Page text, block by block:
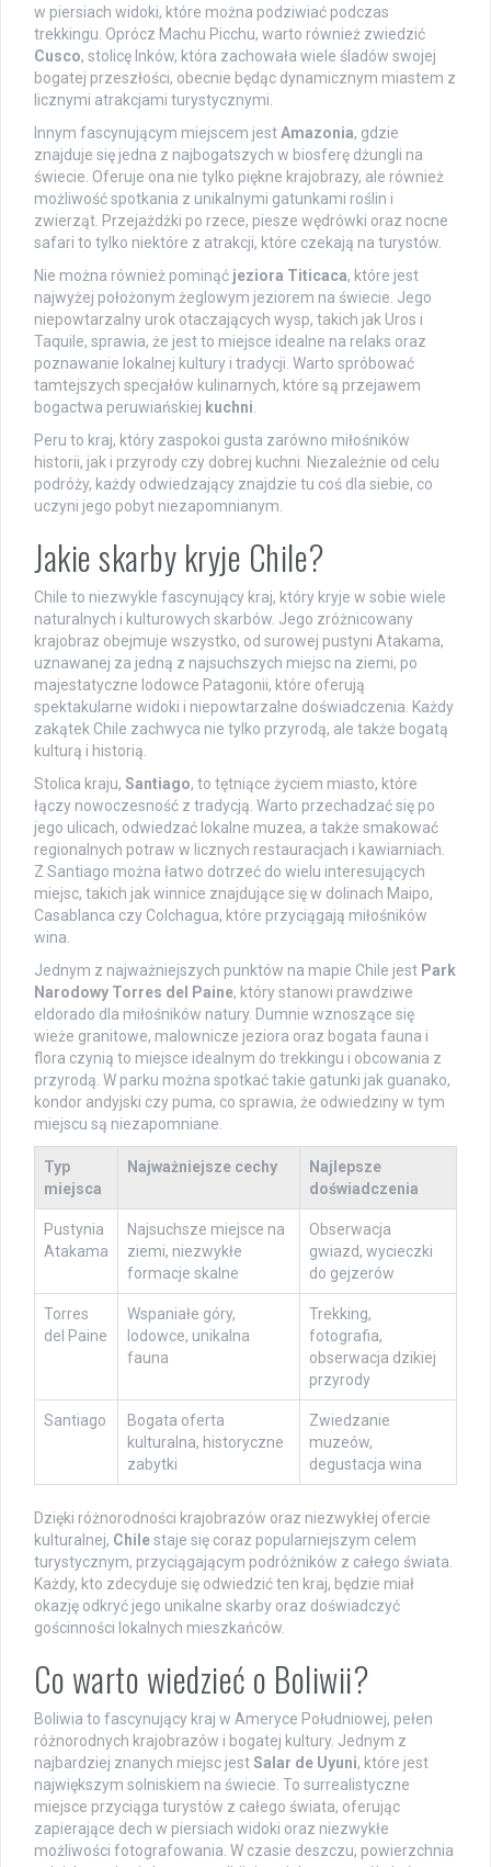
w piersiach widoki, które można podziwiać podczas
trekkingu. Oprócz Machu Picchu, warto również zwiedzić
Cusco, stolicę Inków, która zachowała wiele śladów swojej
bogatej przeszłości, obecnie będąc dynamicznym miastem z
licznymi atrakcjami turystycznymi.
Innym fascynującym miejscem jestAmazonia, gdzie
znajduje się jedna z najbogatszych w biosferę dżungli na
świecie. Oferuje ona nie tylko piękne krajobrazy, ale również
możliwość spotkania z unikalnymi gatunkami roślin i
zwierząt. Przejażdżki po rzece, piesze wędrówki oraz nocne
safari to tylko niektóre z atrakcji, które czekają na turystów.
Nie można również pominąć jeziora Titicaca, które jest
najwyżej położonym żeglowym jeziorem na świecie. Jego
niepowtarzalny urok otaczających wysp, takich jak Uros i
Taquile, sprawia, że jest to miejsce idealne na relaks oraz
poznawanie lokalnej kultury i tradycji. Warto spróbować
tamtejszych specjałów kulinarnych, które są przejawem
bogactwa peruwiańskiej kuchni
Peru to kraj, który zaspokoi gusta zarówno miłośników
historii, jak i przyrody czy dobrej kuchni. Niezależnie od celu
podróży, każdy odwiedzający znajdzie tu coś dla siebie, co
uczyni jego pobyt niezapomnianym.
Jakie skarby kryje Chile?
Chile to niezwykle fascynujący kraj, który kryje w sobie wiele
naturalnych i kulturowych skarbów. Jego zróżnicowany
krajobraz obejmuje wszystko, od surowej pustyni Atakama,
uznawanej za jedną z najsuchszych miejsc na ziemi, po
majestatyczne lodowce Patagonii, które oferują
spektakularne widoki i niepowtarzalne doświadczenia. Każdy
zakątek Chile zachwyca nie tylko przyrodą, ale także bogatą
kulturą i historią.
Stolica kraju, Santiago, to tętniące życiem miasto, które
łączy nowoczesność z tradycją. Warto przechadzać się po
jego ulicach, odwiedzać lokalne muzea, a także smakować
regionalnych potraw w licznych restauracjach i kawiarniach.
Z Santiago można łatwo dotrzeć do wielu interesujących
miejsc, takich jak winnice znajdujące się w dolinach Maipo,
Casablanca czy Colchagua, które przyciągają miłośników
wina.
Jednym z najważniejszych punktów na mapie Chile jest Park
Narodowy Torres del Paine, który stanowi prawdziwe
eldorado dla miłośników natury. Dumnie wznoszące się
wieże granitowe, malownicze jeziora oraz bogata fauna i
flora czynią to miejsce idealnym do trekkingu i obcowania z
przyrodą. W parku można spotkać takie gatunki jak guanako,
kondor andyjski czy puma, co sprawia, że odwiedziny w tym
miejscu są niezapomniane.
Typ
miejsca
Najważniejsze cechy
Najlepsze
doświadczenia
Pustynia
Atakama
Najsuchsze miejsce na
ziemi, niezwykłe
formacje skalne
Obserwacja
gwiazd, wycieczki
do gejzerów
Torres
del Paine
Wspaniałe góry,
lodowce, unikalna
fauna
Trekking,
fotografia,
obserwacja dzikiej
przyrody
Santiago
Bogata oferta
kulturalna, historyczne
zabytki
Zwiedzanie
muzeów,
degustacja wina
Dzięki różnorodności krajobrazów oraz niezwykłej ofercie
kulturalnej, Chilestaje się coraz popularniejszym celem
turystycznym, przyciągającym podróżników z całego świata.
Każdy, kto zdecyduje się odwiedzić ten kraj, będzie miał
okazję odkryć jego unikalne skarby oraz doświadczyć
gościnności lokalnych mieszkańców.
Co warto wiedzieć o Boliwii?
Boliwia to fascynujący kraj w Ameryce Południowej, pełen
różnorodnych krajobrazów i bogatej kultury. Jednym z
najbardziej znanych miejsc jestSalar de Uyuni, które jest
największym solniskiem na świecie. To surrealistyczne
miejsce przyciąga turystów z całego świata, oferując
zapierające dech w piersiach widoki oraz niezwykłe
możliwości fotografowania. W czasie deszczu, powierzchnia